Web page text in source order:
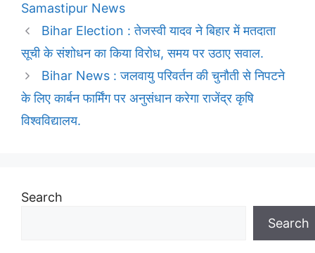
Samastipur News
Bihar Election : तेजस्वी यादव ने बिहार में मतदाता
सूची के संशोधन का किया विरोध, समय पर उठाए सवाल.
Bihar News : जलवायु परिवर्तन की चुनौती से निपटने
के लिए कार्बन फार्मिंग पर अनुसंधान करेगा राजेंद्र कृषि
विश्वविद्यालय.
Search
Search